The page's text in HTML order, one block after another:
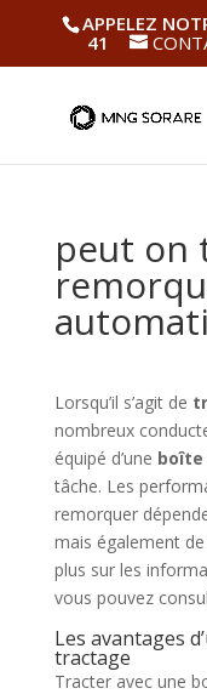
APPELEZ
41
peut on
Lorsqu’il s’agit de
nombreux
équipé d’une
tâche. Les
remorquer
mais également
plus sur les
vous pouvez
Les avantages
tractage
Tracter avec une